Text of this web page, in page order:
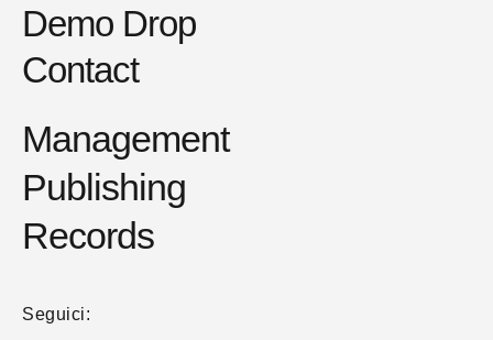
Demo Drop
Contact
Management
Publishing
Records
Seguici: